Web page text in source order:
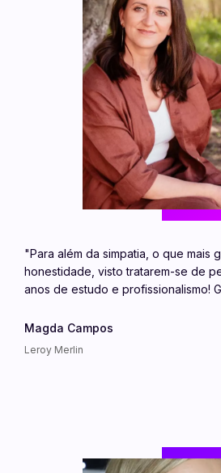
"Para além da simpatia, o que mais
honestidade, visto tratarem-se de
anos de estudo e profissionalismo!
Magda Campos
Leroy Merlin